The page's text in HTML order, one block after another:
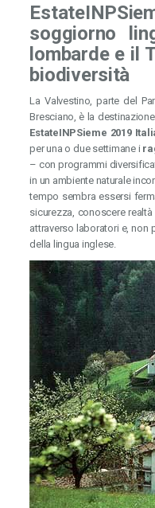
soggiorno
lombarde e il
biodiversità
La Valvestino, parte del
Bresciano, è la
EstateINPSieme 2019
per una o due settimane i
– con programmi
in un ambiente naturale
tempo sembra essersi
sicurezza, conoscere
attraverso laboratori e, non
della lingua inglese.